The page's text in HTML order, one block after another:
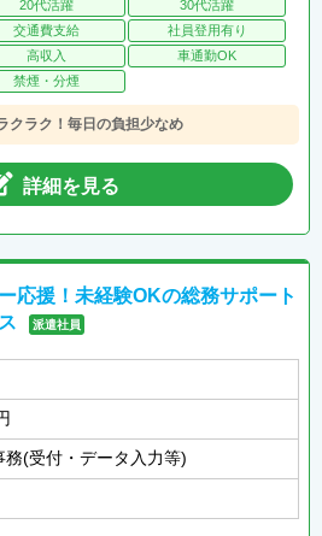
20代活躍
30代活躍
交通費支給
社員登用有り
高収入
車通勤OK
禁煙・分煙
クラク！毎日の負担少なめ
詳細を見る
応援！未経験OKの総務サポート
派遣社員
(受付・データ入力等)